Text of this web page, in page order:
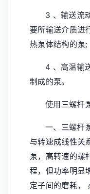
3 、输送流
要所输送介质进
热泵体结构的泵;
4 、高温输
制成的泵。
使用三螺杆
一、三螺杆
与转速成线性关
泵，高转速的螺
程，但功率明显
定子间的磨耗，